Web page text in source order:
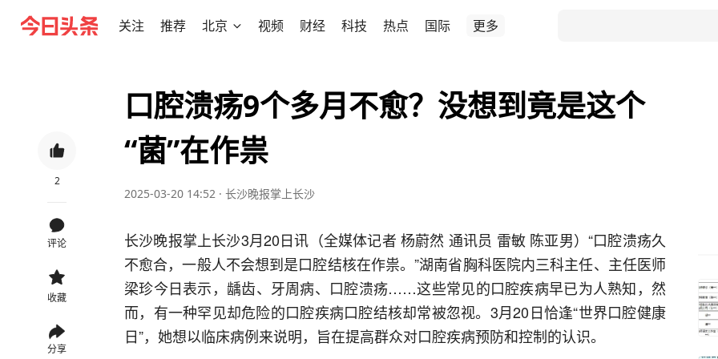
关注 推荐 北京 视频 财经 科技 热点 国际 更多
2
评论
收藏
分享
口腔溃疡9个多月不愈？没想到竟是这个
“菌”在作祟
2025-03-20 14:52 · 长沙晚报掌上长沙
长沙晚报掌上长沙3月20日讯（全媒体记者 杨蔚然 通讯员 雷敏 陈亚男）“口腔溃疡久
不愈合，一般人不会想到是口腔结核在作祟。”湖南省胸科医院内三科主任、主任医师
梁珍今日表示，龋齿、牙周病、口腔溃疡……这些常见的口腔疾病早已为人熟知，然
而，有一种罕见却危险的口腔疾病口腔结核却常被忽视。3月20日恰逢“世界口腔健康
日”，她想以临床病例来说明，旨在提高群众对口腔疾病预防和控制的认识。